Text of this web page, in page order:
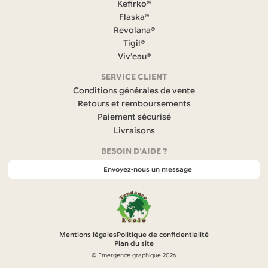
e
b
o
o
k
s
’
u
v
r
d
a
n
u
n
n
u
v
e
Kefirko®
Flaska®
Revolana®
Tigil®
Viv’eau®
SERVICE CLIENT
Conditions générales de vente
Retours et remboursements
Paiement sécurisé
Livraisons
BESOIN D'AIDE ?
Envoyez-nous un message
Mentions légalesPolitique de confidentialité
Plan du site
© Emergence graphique 2026